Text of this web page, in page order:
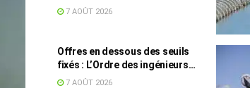
rumeurs sur une eau impropre à
7 AOÛT 2026
Offres en dessous des seuils
fixés : L’Ordre des ingénieurs
hausse le ton
7 AOÛT 2026